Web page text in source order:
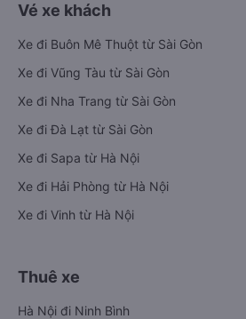
Vé xe khách
Xe đi Buôn Mê Thuột từ Sài Gòn
Xe đi Vũng Tàu từ Sài Gòn
Xe đi Nha Trang từ Sài Gòn
Xe đi Đà Lạt từ Sài Gòn
Xe đi Sapa từ Hà Nội
Xe đi Hải Phòng từ Hà Nội
Xe đi Vinh từ Hà Nội
Thuê xe
Hà Nội đi Ninh Bình